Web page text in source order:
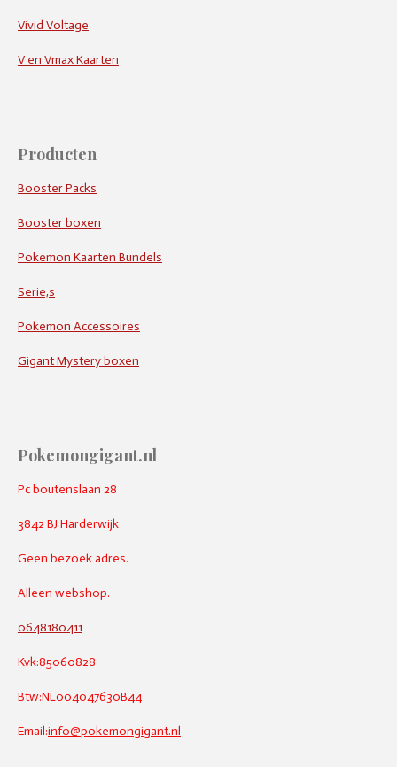
Vivid Voltage
V en Vmax Kaarten
Producten
Booster Packs
Booster boxen
Pokemon Kaarten Bundels
Serie,s
Pokemon Accessoires
Gigant Mystery boxen
Pokemongigant.nl
Pc boutenslaan 28
3842 BJ Harderwijk
Geen bezoek adres.
Alleen webshop.
0648180411
Kvk:85060828
Btw:NL004047630B44
Email:info@pokemongigant.nl